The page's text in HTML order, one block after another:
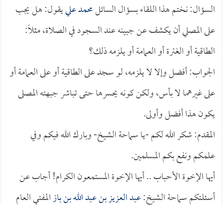
السؤال: نختم هذا اللقاء بسؤال السائلمحمد علييقول: هل يجب
على المصلي أن يكشف عن جبينه عند السجود في الصلاة، مثلاً:
الطاقية أو الغترة أو العمامة أو يلزمه ذلك؟
الجواب: أفضل وإلا لا يلزمه، لو سجد على الطاقية أو على العمامة أو
على غيرهما لا بأس، ولكن كونه يحسرها حتى تباشر جبهته المصلى
يكون هذا أفضل وأولى.
المقدم: شكر الله لكم -يا سماحة الشيخ- وبارك الله فيكم وفي
علمكم ونفع بكم المسلمين.
أيها الإخوة الأحباب .. أيها الإخوة المستمعون الكرام! أجاب عن
أسئلتكم سماحة الشيخ:عبد العزيز بن عبد الله بن بازالمفتي العام